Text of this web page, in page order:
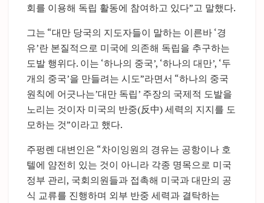
회를 이용해 독립 활동에 참여하고 있다”고 말했다.
그는 “대만 당국의 지도자들이 말하는 이른바 ‘경
유’란 본질적으로 미국에 의존해 독립을 추구하는
도발 행위다. 이는 ‘하나의 중국’, ‘하나의 대만’, ‘두
개의 중국’을 만들려는 시도”라면서 “하나의 중국
원칙에 어긋나는’대만 독립’ 주장의 국제적 도발을
노리는 것이자 미국의 반중(反中) 세력의 지지를 도
모하는 것”이라고 했다.
주펑롄 대변인은 “차이잉원의 경유는 공항이나 호
텔에 얌전히 있는 것이 아니라 각종 명목으로 미국
정부 관리, 국회의원들과 접촉해 미국과 대만의 공
식 교류를 진행하며 외부 반중 세력과 결탁하는